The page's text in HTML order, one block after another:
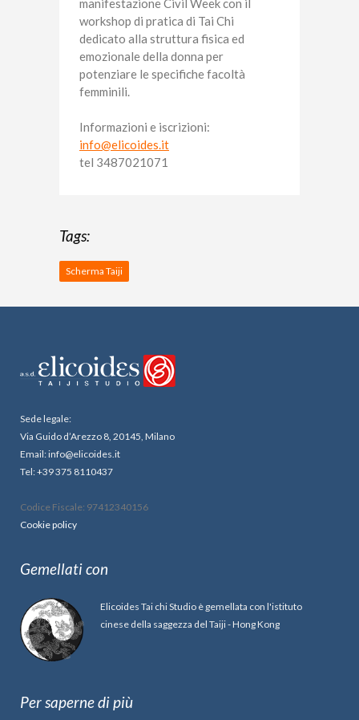
manifestazione Civil Week con il
workshop di pratica di Tai Chi
dedicato alla struttura fisica ed
emozionale della donna per
potenziare le specifiche facoltà
femminili.
Informazioni e iscrizioni:
info@elicoides.it
tel 3487021071
Tags:
Scherma Taiji
Sede legale:
Via Guido d’Arezzo 8, 20145, Milano
Email: info@elicoides.it
Tel: +39 375 8110437
Codice Fiscale: 97412340156
Cookie policy
Gemellati con
Elicoides Tai chi Studio è gemellata con l'istituto
cinese della saggezza del Taiji - Hong Kong
Per saperne di più